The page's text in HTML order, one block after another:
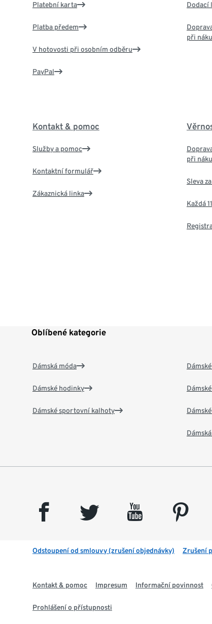
Platební karta
Platba předem
V hotovosti při osobním odběru
PayPal
Dodací
při
Kontakt & pomoc
Služby a pomoc
Kontaktní formulář
Zákaznická linka
při
Sleva
Každá
Oblíbené kategorie
Dámská móda
Dámské hodinky
Dámské sportovní kalhoty
facebook twitter youtube pinterest
Odstoupení od smlouvy (zrušení objednávky) Zrušení
Kontakt & pomoc Impresum Informační povinnost
Prohlášení o přístupnosti